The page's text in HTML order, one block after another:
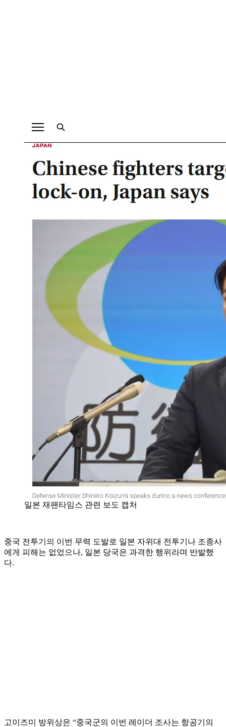
일본 재팬타임스 관련 보도 캡처
중국 전투기의 이번 무력 도발로 일본 자위대 전투기나 조종사
에게 피해는 없었으나, 일본 당국은 과격한 행위라며 반발했
다.
고이즈미 방위상은 “중국군의 이번 레이더 조사는 항공기의